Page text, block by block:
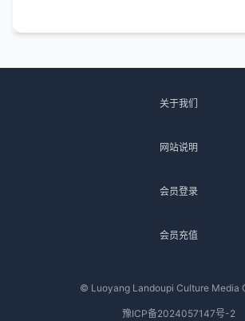
关于我们
网站说明
会员登录
会员充值
© Luoyang Landoupi Culture Media
豫ICP备2024057147号-2